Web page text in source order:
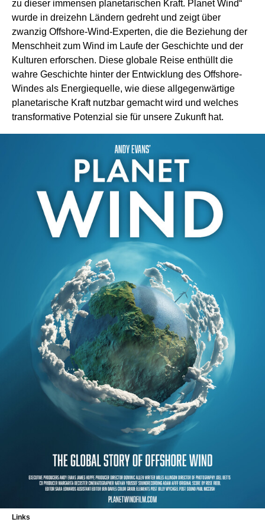
zu dieser immensen planetarischen Kraft. Planet Wind“
wurde in dreizehn Ländern gedreht und zeigt über
zwanzig Offshore-Wind-Experten, die die Beziehung der
Menschheit zum Wind im Laufe der Geschichte und der
Kulturen erforschen. Diese globale Reise enthüllt die
wahre Geschichte hinter der Entwicklung des Offshore-
Windes als Energiequelle, wie diese allgegenwärtige
planetarische Kraft nutzbar gemacht wird und welches
transformative Potenzial sie für unsere Zukunft hat.
Links